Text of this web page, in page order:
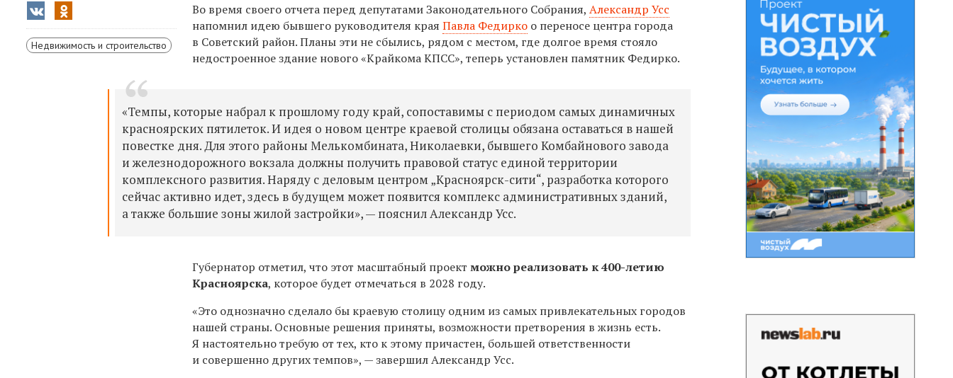
Недвижимость и строительство
Во время своего отчета перед депутатами Законодательного Собрания,Александр Усс
напомнил идею бывшего руководителя краяПавла Федирко о переносе центра города
в Советский район. Планы эти не сбылись, рядом с местом, где долгое время стояло
недостроенное здание нового «Крайкома КПСС», теперь установлен памятник Федирко.
«Темпы, которые набрал к прошлому году край, сопоставимы с периодом самых динамичных
красноярских пятилеток. И идея о новом центре краевой столицы обязана оставаться в нашей
повестке дня. Для этого районы Мелькомбината, Николаевки, бывшего Комбайнового завода
и железнодорожного вокзала должны получить правовой статус единой территории
комплексного развития. Наряду с деловым центром „Красноярск-сити“, разработка которого
сейчас активно идет, здесь в будущем может появится комплекс административных зданий,
а также большие зоны жилой застройки», — пояснил Александр Усс.
Губернатор отметил, что этот масштабный проектможно реализовать к 400-летию
Красноярска, которое будет отмечаться в 2028 году.
«Это однозначно сделало бы краевую столицу одним из самых привлекательных городов
нашей страны. Основные решения приняты, возможности претворения в жизнь есть.
Я настоятельно требую от тех, кто к этому причастен, большей ответственности
и совершенно других темпов», — завершил Александр Усс.